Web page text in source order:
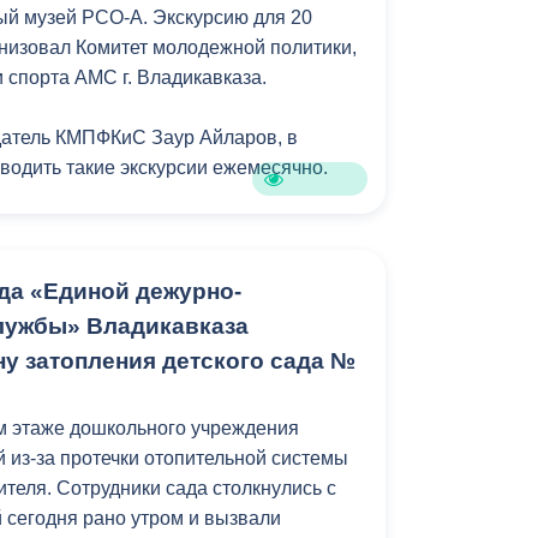
Противодействие коррупции
Градостроительная деятельность
Формирование комфортной
городской среды
Гражданская оборона в
чрезвычайных ситуациях
Информация финансового
органа
музей РСО-А. Экскурсию для 20
Комитет молодежной политики,
спорта АМС г. Владикавказа.
КМПФКиС Заур Айларов, в
такие экскурсии ежемесячно.
представлены. Узнать больше о
народа», — добавил Айларов.
такие мероприятия не только
вдохновляют на дальнейшее
наследия Осетии.
«Единой дежурно-
Владикавказа
затопления детского сада №
этаже дошкольного учреждения
из-за протечки отопительной системы
Сотрудники сада столкнулись с
рано утром и вызвали